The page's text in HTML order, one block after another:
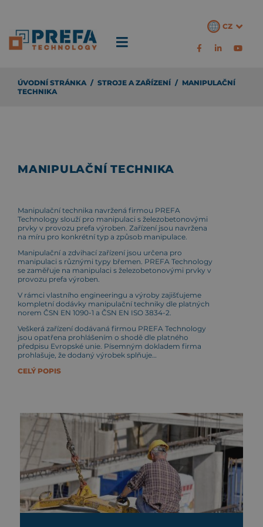
CZ
ÚVODNÍ STRÁNKA / STROJE A ZAŘÍZENÍ / MANIPULAČNÍ
TECHNIKA
MANIPULAČNÍ TECHNIKA
Manipulační technika navržená firmou PREFA
Technology slouží pro manipulaci s železobetonovými
prvky v provozu prefa výroben. Zařízení jsou navržena
na míru pro konkrétní typ a způsob manipulace.
Manipulační a zdvihací zařízení jsou určena pro
manipulaci s různými typy břemen. PREFA Technology
se zaměřuje na manipulaci s železobetonovými prvky v
provozu prefa výroben.
V rámci vlastního engineeringu a výroby zajišťujeme
kompletní dodávky manipulační techniky dle platných
norem ČSN EN 1090-1 a ČSN EN ISO 3834-2.
Veškerá zařízení dodávaná firmou PREFA Technology
jsou opatřena prohlášením o shodě dle platného
předpisu Evropské unie. Písemným dokladem firma
prohlašuje, že dodaný výrobek splňuje…
CELÝ POPIS